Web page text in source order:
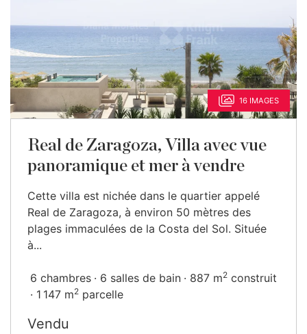
16 IMAGES
Real de Zaragoza, Villa avec vue
panoramique et mer à vendre
Cette villa est nichée dans le quartier appelé
Real de Zaragoza, à environ 50 mètres des
plages immaculées de la Costa del Sol. Située
à...
6 chambres 6 salles de bain 887 m2 construit
1 147 m2 parcelle
Vendu